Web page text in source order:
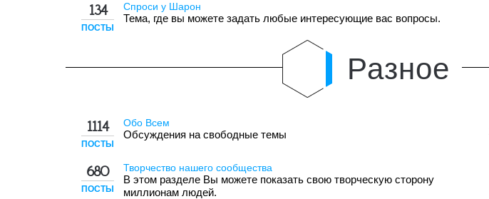
134
ПОСТЫ
Спроси у Шарон
Тема, где вы можете задать любые интересующие вас вопросы.
Разное
1114
ПОСТЫ
Обо Всем
Обсуждения на свободные темы
680
ПОСТЫ
Творчество нашего сообщества
В этом разделе Вы можете показать свою творческую сторону
миллионам людей.